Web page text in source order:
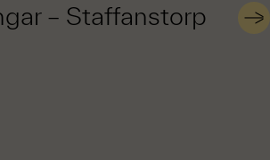
– Staffanstorp